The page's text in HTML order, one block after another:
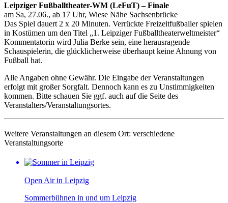
Leipziger Fußballtheater-WM (LeFuT) – Finale
am Sa, 27.06., ab 17 Uhr, Wiese Nähe Sachsenbrücke
Das Spiel dauert 2 x 20 Minuten. Verrückte Freizeitfußballer spielen
in Kostümen um den Titel „1. Leipziger Fußballtheaterweltmeister“
Kommentatorin wird Julia Berke sein, eine herausragende
Schauspielerin, die glücklicherweise überhaupt keine Ahnung von
Fußball hat.
Alle Angaben ohne Gewähr. Die Eingabe der Veranstaltungen
erfolgt mit großer Sorgfalt. Dennoch kann es zu Unstimmigkeiten
kommen. Bitte schauen Sie ggf. auch auf die Seite des
Veranstalters/Veranstaltungsortes.
Weitere Veranstaltungen an diesem Ort: verschiedene
Veranstaltungsorte
Open Air in Leipzig
Sommerbühnen in und um Leipzig